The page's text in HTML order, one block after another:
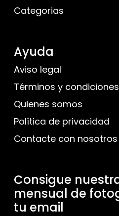
Categorias
Ayuda
Aviso legal
Términos y condiciones
Quienes somos
Política de privacidad
Contacte con nosotros
Consigue
mensual de
tu email